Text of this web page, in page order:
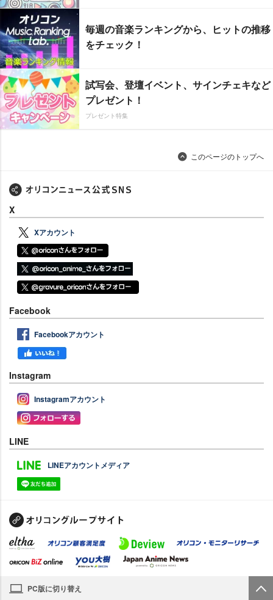
毎週の音楽ランキングから、ヒットの推移
をチェック！
試写会、登壇イベント、サインチェキなど
プレゼント！
プレゼント特集
このページのトップへ
X
Xアカウント
Facebook
Facebookアカウント
Instagram
Instagramアカウント
LINE
LINEアカウントメディア
PC版に切り替え